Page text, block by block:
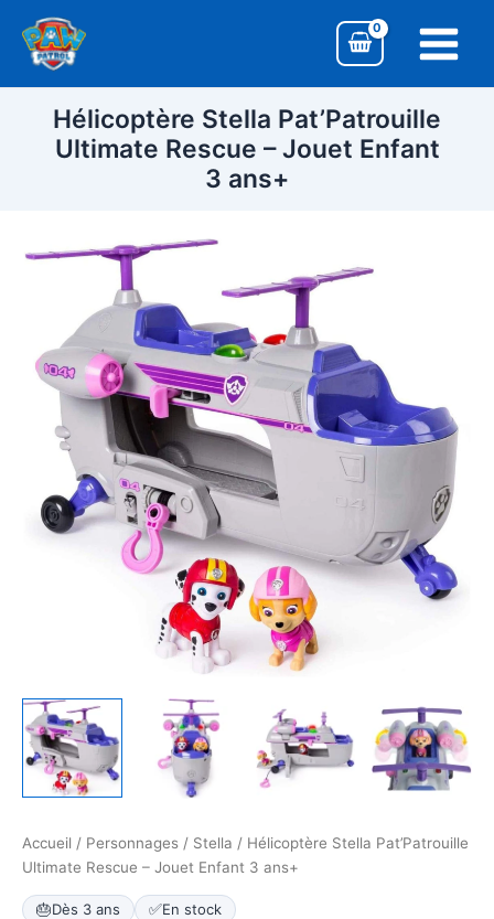
contenu
Menu
Hélicoptère Stella Pat’Patrouille
Ultimate Rescue – Jouet Enfant
3 ans+
Accueil / Personnages / Stella / Hélicoptère Stella Pat’Patrouille
Ultimate Rescue – Jouet Enfant 3 ans+
🎂Dès 3 ans ✅En stock